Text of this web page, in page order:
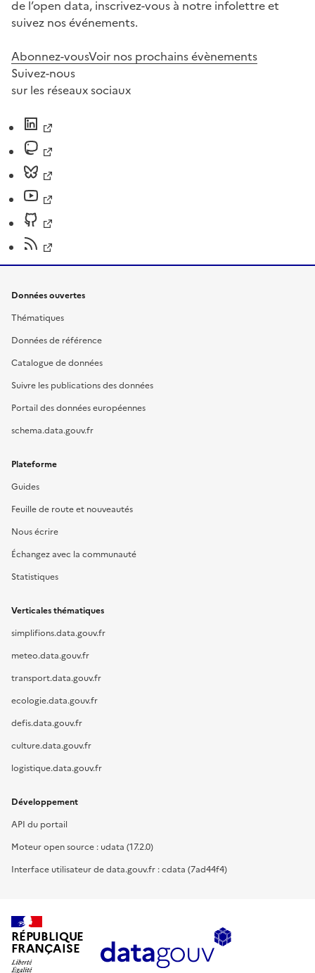
de l’open data, inscrivez-vous à notre infolettre et
suivez nos événements.
Abonnez-vousVoir nos prochains évènements
Suivez-nous
sur les réseaux sociaux
Données ouvertes
Thématiques
Données de référence
Catalogue de données
Suivre les publications des données
Portail des données européennes
schema.data.gouv.fr
Plateforme
Guides
Feuille de route et nouveautés
Nous écrire
Échangez avec la communauté
Statistiques
Verticales thématiques
simplifions.data.gouv.fr
meteo.data.gouv.fr
transport.data.gouv.fr
ecologie.data.gouv.fr
defis.data.gouv.fr
culture.data.gouv.fr
logistique.data.gouv.fr
Développement
API du portail
Moteur open source : udata (17.2.0)
Interface utilisateur de data.gouv.fr : cdata (7ad44f4)
RÉPUBLIQUE
FRANÇAISE